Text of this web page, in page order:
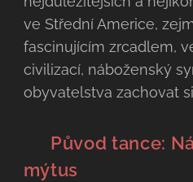
ve Střední Americe,
fascinujícím zrcadlem,
civilizací, náboženský
obyvatelstva zachovat
🎭 Původ tance:
mýtus